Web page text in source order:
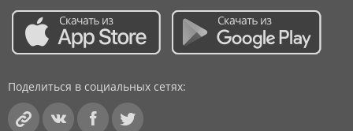
Поделиться в социальных сетях: